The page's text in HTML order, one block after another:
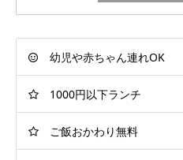
幼児や赤ちゃん連れOK
1000円以下ランチ
ご飯おかわり無料